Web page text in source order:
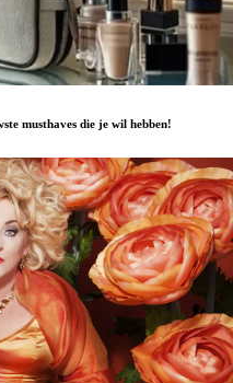
musthaves die je wil hebben!